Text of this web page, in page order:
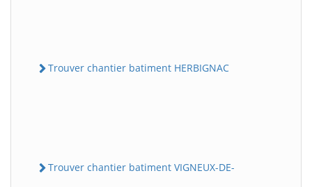
Trouver chantier batiment HERBIGNAC
Trouver chantier batiment VIGNEUX-DE-